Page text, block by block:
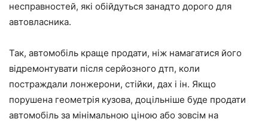
несправностей, які обійдуться занадто дорого для
автовласника.
Так, автомобіль краще продати, ніж намагатися його
відремонтувати після серйозного дтп, коли
постраждали лонжерони, стійки, дах і ін. Якщо
порушена геометрія кузова, доцільніше буде продати
автомобіль за мінімальною ціною або зовсім на